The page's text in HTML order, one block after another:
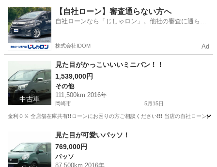
愛知 半田市 キャスト ローン
【自社ローン】審査通らない方へ
自社ローンなら「じしゃロン」。他社の審査に通らな
株式会社IDOM Ad
中古車
見た目がかっこいいいミニバン！！
1,539,000円
その他
111,500km 2016年
岡崎市 5月15日
金利０％ 全店舗在庫共有❗️❗️ローンにお困りの方ご相談ください❗️❗️❗️ 当店の自社ロ
その他 エスクァイア
見た目が可愛いパッソ！
769,000円
パッソ
87,500km 2016年